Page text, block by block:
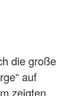
die große
auf
zeigten